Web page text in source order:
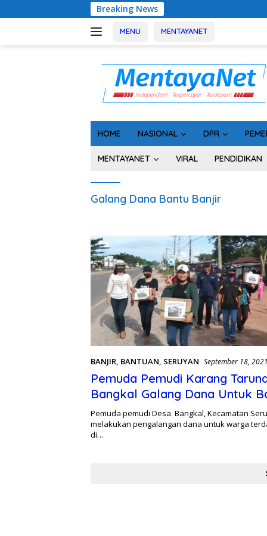
ke
Breaking News
MENU MENTAYANET
HOME NASIONAL DPR
MENTAYANET VIRAL PENDIDIKAN
Galang Dana Bantu Banjir
BANJIR, BANTUAN, SERUYAN September 18,
Pemuda Pemudi Karang
Bangkal Galang Dana Untuk
Warga Terdampak Banjir
Pemuda pemudi Desa Bangkal, Kecamatan
melakukan pengalangan dana untuk warga
di…